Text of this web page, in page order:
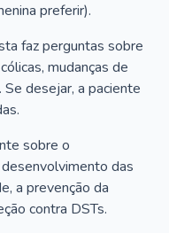
preferir).
faz perguntas sobre
mudanças de
desejar, a paciente
sobre o
das
a prevenção da
contra DSTs.